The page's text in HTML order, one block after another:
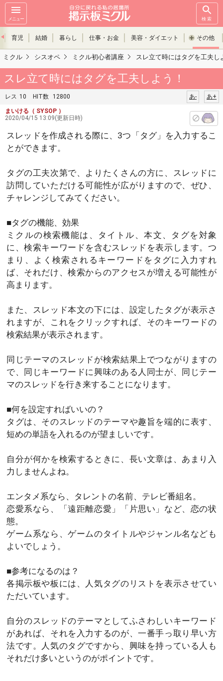
メニュー 検索
育児 結婚 暮らし 仕事・お金 美容・ダイエット その他
ミクル シスオペ ミクル初心者講座 スレ立て時にはタグを工夫し
スレ立て時にはタグを工夫しよう！
レス 10 HIT数 12800 あ+
あ-
まいける （ SYSOP ）
2020/04/15 13:09(更新日時)
スレッドを作成される際に、3つ「タグ」を入力するこ
とができます。
タグの工夫次第で、よりたくさんの方に、スレッドに
訪問していただける可能性が広がりますので、ぜひ、
チャレンジしてみてください。
■タグの機能、効果
ミクルの検索機能は、タイトル、本文、タグを対象
に、検索キーワードを含むスレッドを表示します。つ
まり、よく検索されるキーワードをタグに入力すれ
ば、それだけ、検索からのアクセスが増える可能性が
高まります。
また、スレッド本文の下には、設定したタグが表示さ
れますが、これをクリックすれば、そのキーワードの
検索結果が表示されます。
同じテーマのスレッドが検索結果上でつながりますの
で、同じキーワードに興味のある人同士が、同じテー
マのスレッドを行き来することになります。
■何を設定すればいいの？
タグは、そのスレッドのテーマや趣旨を端的に表す、
短めの単語を入れるのが望ましいです。
自分が何かを検索するときに、長い文章は、あまり入
力しませんよね。
エンタメ系なら、タレントの名前、テレビ番組名。
恋愛系なら、「遠距離恋愛」「片思い」など、恋の状
態。
ゲーム系なら、ゲームのタイトルやジャンル名なども
よいでしょう。
■参考になるのは？
各掲示板や板には、人気タグのリストを表示させてい
ただいています。
自分のスレッドのテーマとしてふさわしいキーワード
があれば、それを入力するのが、一番手っ取り早い方
法です。人気のタグですから、興味を持っている人も
それだけ多いというのがポイントです。